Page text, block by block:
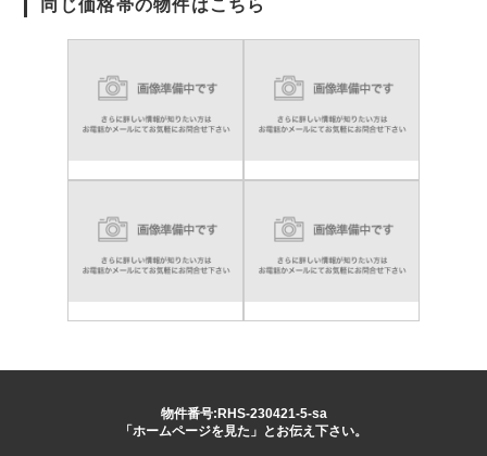
同じ価格帯の物件はこちら
物件番号:RHS-230421-5-sa
「ホームページを見た」とお伝え下さい。